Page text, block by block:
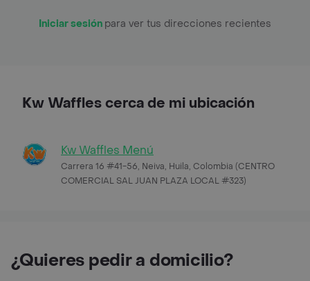
Iniciar sesión para ver tus direcciones recientes
Kw Waffles cerca de mi ubicación
Kw Waffles Menú
Carrera 16 #41-56, Neiva, Huila, Colombia (CENTRO
COMERCIAL SAL JUAN PLAZA LOCAL #323)
¿Quieres pedir a domicilio?